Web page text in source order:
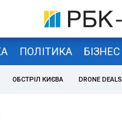
ПОЛІТИКА БІЗНЕС
ОБСТРІЛ КИЄВА DRONE DEALS